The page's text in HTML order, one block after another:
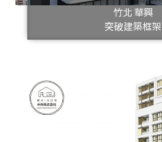
竹北 華興
突破建築框架